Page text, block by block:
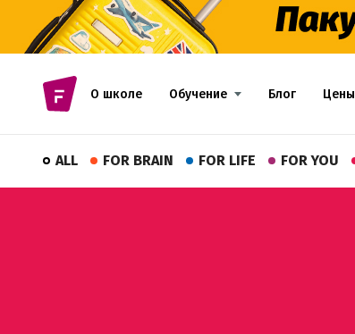
О школе Обучение Блог Цены
ALL FOR BRAIN FOR LIFE FOR YOU